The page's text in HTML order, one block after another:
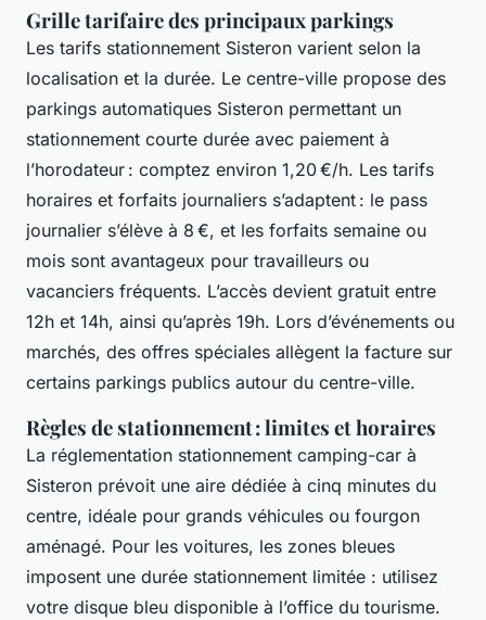
Grille tarifaire des principaux parkings
Les tarifs stationnement Sisteron varient selon la
localisation et la durée. Le centre-ville propose des
parkings automatiques Sisteron permettant un
stationnement courte durée avec paiement à
l’horodateur : comptez environ 1,20 €/h. Les tarifs
horaires et forfaits journaliers s’adaptent : le pass
journalier s’élève à 8 €, et les forfaits semaine ou
mois sont avantageux pour travailleurs ou
vacanciers fréquents. L’accès devient gratuit entre
12h et 14h, ainsi qu’après 19h. Lors d’événements ou
marchés, des offres spéciales allègent la facture sur
certains parkings publics autour du centre-ville.
Règles de stationnement : limites et horaires
La réglementation stationnement camping-car à
Sisteron prévoit une aire dédiée à cinq minutes du
centre, idéale pour grands véhicules ou fourgon
aménagé. Pour les voitures, les zones bleues
imposent une durée stationnement limitée : utilisez
votre disque bleu disponible à l’office du tourisme.